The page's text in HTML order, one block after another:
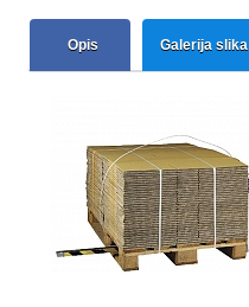
Opis Galerija slika